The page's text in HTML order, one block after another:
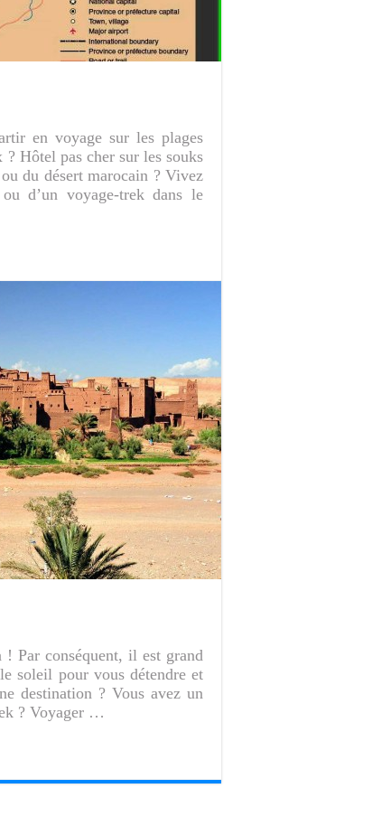
en voyage sur les plages
Hôtel pas cher sur les souks
du désert marocain ? Vivez
d’un voyage-trek dans le
Par conséquent, il est grand
soleil pour vous détendre et
destination ? Vous avez un
? Voyager …